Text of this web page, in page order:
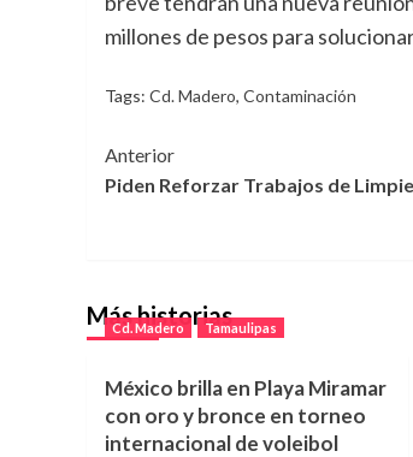
millones de pesos para
Tags: Cd. Madero, Contaminación
Navegación
de
Anterior
Piden Reforzar Trabajos de
Más historias
Cd. Madero Tamaulipas
México brilla en Playa Miramar
con oro y bronce en torneo
internacional de voleibol